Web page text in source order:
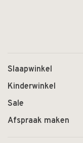
Slaapwinkel
Kinderwinkel
Sale
Afspraak maken